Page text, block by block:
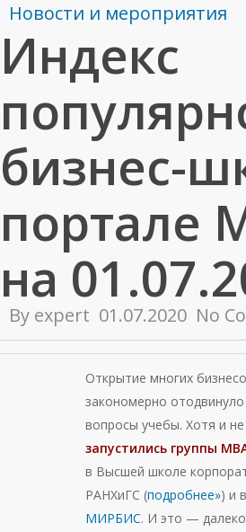
Новости и мероприятия
Индекс
бизнес-
портале
на
By expert 01.07.2020 No
Открытие многих
закономерно
вопросы учебы. Хотя и
запустились группы
в Высшей школе
РАНХиГС (подробнее») и в
МИРБИС. И это —